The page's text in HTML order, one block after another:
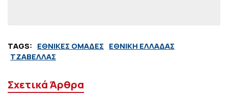
TAGS: ΕΘΝΙΚΕΣ ΟΜΑΔΕΣ ΕΘΝΙΚΗ ΕΛΛΑΔΑΣ
ΤΖΑΒΕΛΛΑΣ
Σχετικά Άρθρα